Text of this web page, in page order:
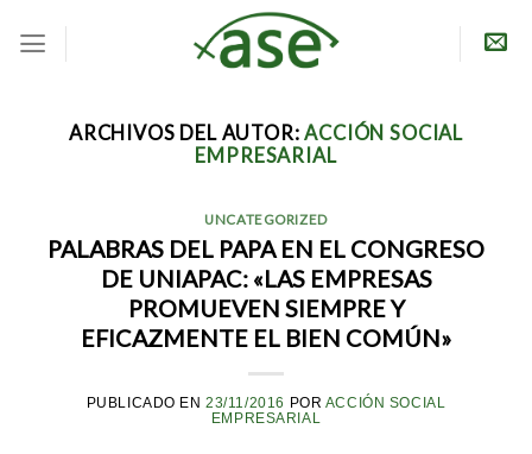
ARCHIVOS DEL AUTOR:ACCIÓN SOCIAL
EMPRESARIAL
UNCATEGORIZED
PALABRAS DEL PAPA EN EL CONGRESO
DE UNIAPAC: «LAS EMPRESAS
PROMUEVEN SIEMPRE Y
EFICAZMENTE EL BIEN COMÚN»
PUBLICADO EN23/11/2016 POR ACCIÓN SOCIAL
EMPRESARIAL